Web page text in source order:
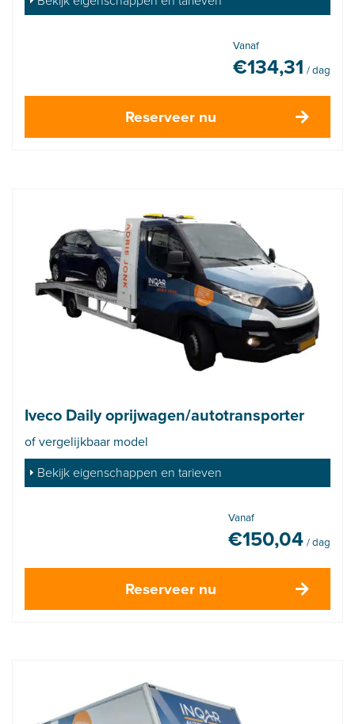
Vanaf
€134,31 / dag
Reserveer nu
Iveco Daily oprijwagen/autotransporter
of vergelijkbaar model
Bekijk eigenschappen en tarieven
Vanaf
€150,04 / dag
Reserveer nu